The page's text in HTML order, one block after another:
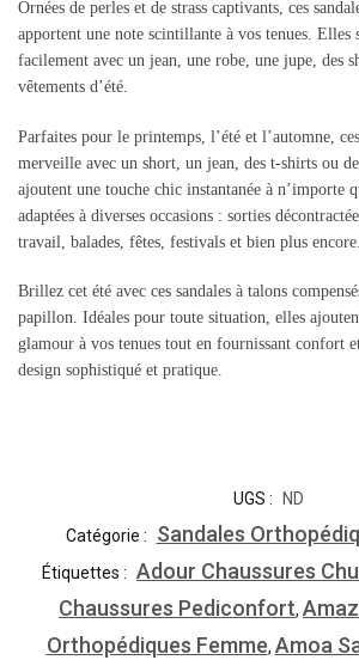
Ornées de perles et de strass captivants, ces
apportent une note scintillante à vos tenues. Elles
facilement avec un jean, une robe, une jupe, des
vêtements d’été.
Parfaites pour le printemps, l’été et l’automne, ces
merveille avec un short, un jean, des t-shirts ou
ajoutent une touche chic instantanée à n’importe
adaptées à diverses occasions : sorties
travail, balades, fêtes, festivals et bien plus encore.
Brillez cet été avec ces sandales à talons
papillon. Idéales pour toute situation, elles
glamour à vos tenues tout en fournissant confort
design sophistiqué et pratique.
UGS :
ND
Catégorie :
Sandales
Étiquettes : Adour Chaussures
Chaussures Pediconfort,
Orthopédiques Femme, Amoa